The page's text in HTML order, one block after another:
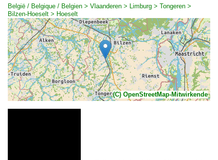
België / Belgique / Belgien > Vlaanderen > Limburg > Tongeren >
Bilzen-Hoeselt > Hoeselt
(C) OpenStreetMap-Mitwirkende